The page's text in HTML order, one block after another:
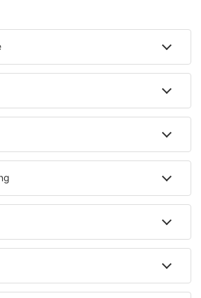
luchthaven
Eten in je
vliegtuig
Je kunt eten
in de
Reisgids